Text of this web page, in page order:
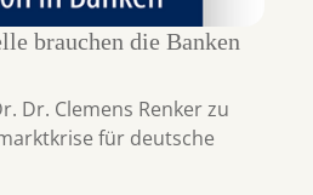
brauchen die Banken
Dr. Clemens Renker zu
für deutsche